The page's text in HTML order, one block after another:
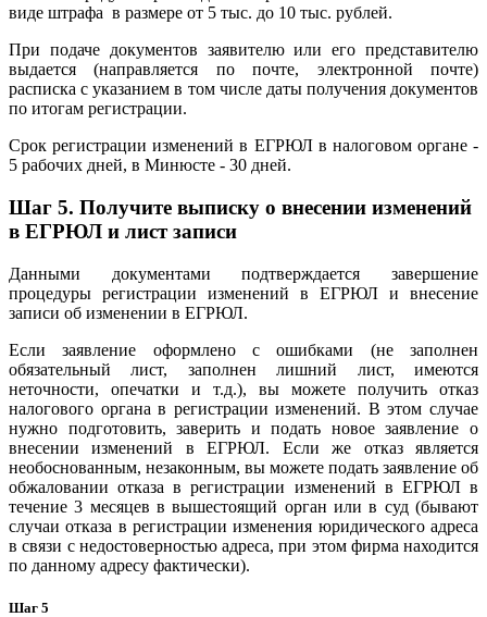
виде штрафа в размере от 5 тыс. до 10 тыс. рублей.
При подаче документов заявителю или его представителю
выдается (направляется по почте, электронной почте)
расписка с указанием в том числе даты получения документов
по итогам регистрации.
Срок регистрации изменений в ЕГРЮЛ в налоговом органе -
5 рабочих дней, в Минюсте - 30 дней.
Шаг 5. Получите выписку о внесении изменений
в ЕГРЮЛ и лист записи
Данными документами подтверждается завершение
процедуры регистрации изменений в ЕГРЮЛ и внесение
записи об изменении в ЕГРЮЛ.
Если заявление оформлено с ошибками (не заполнен
обязательный лист, заполнен лишний лист, имеются
неточности, опечатки и т.д.), вы можете получить отказ
налогового органа в регистрации изменений. В этом случае
нужно подготовить, заверить и подать новое заявление о
внесении изменений в ЕГРЮЛ. Если же отказ является
необоснованным, незаконным, вы можете подать заявление об
обжаловании отказа в регистрации изменений в ЕГРЮЛ в
течение 3 месяцев в вышестоящий орган или в суд (бывают
случаи отказа в регистрации изменения юридического адреса
в связи с недостоверностью адреса, при этом фирма находится
по данному адресу фактически).
Шаг 5